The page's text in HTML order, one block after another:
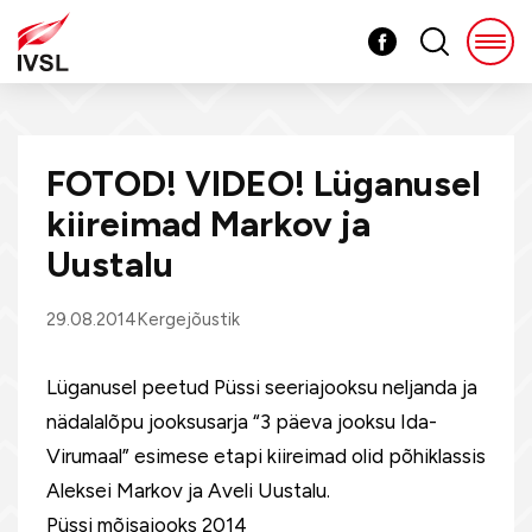
FOTOD! VIDEO! Lüganusel
kiireimad Markov ja
Uustalu
29.08.2014Kergejõustik
Lüganusel peetud Püssi seeriajooksu neljanda ja
nädalalõpu jooksusarja “3 päeva jooksu Ida-
Virumaal” esimese etapi kiireimad olid põhiklassis
Aleksei Markov ja Aveli Uustalu.
Püssi mõisajooks 2014